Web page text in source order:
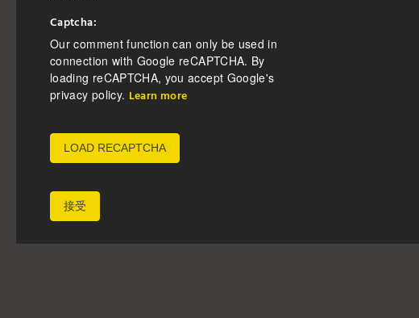
Captcha:
Our comment function can only be used in
connection with Google reCAPTCHA. By
loading reCAPTCHA, you accept Google's
privacy policy. Learn more
LOAD RECAPTCHA
接受